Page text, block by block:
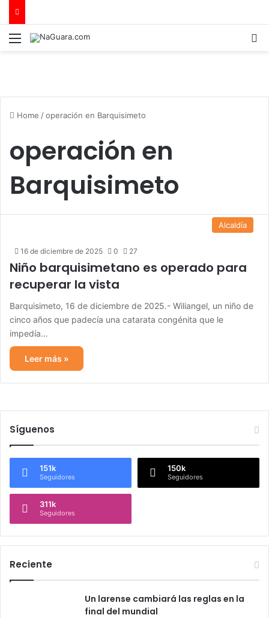
Menu
Home /operación en Barquisimeto
operación en
Barquisimeto
Alcaldía
16 de diciembre de 2025 0 27
Niño barquisimetano es operado para
recuperar la vista
Barquisimeto, 16 de diciembre de 2025.- Wiliangel, un niño de
cinco años que padecía una catarata congénita que le
impedía…
Leer más »
Síguenos
151k
Seguidores
150k
Seguidores
311k
Seguidores
Reciente
Un larense cambiará las reglas en la
final del mundial